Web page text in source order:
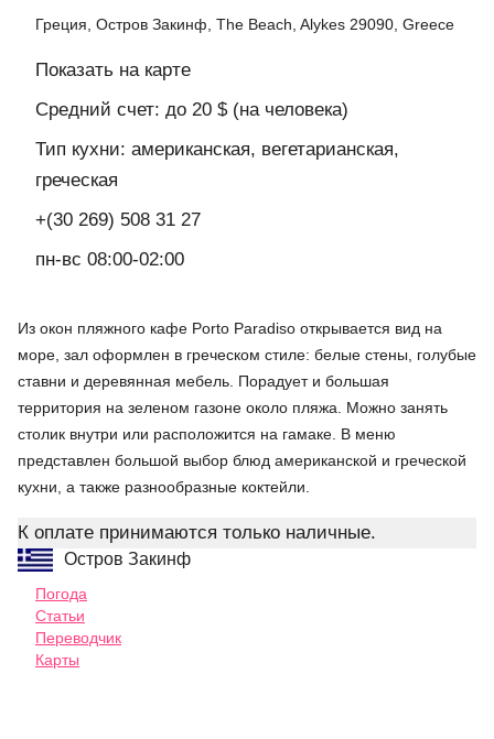
Греция, Остров Закинф, The Beach, Alykes 29090, Greece
Показать на карте
Средний счет: до 20 $ (на человека)
Тип кухни: американская, вегетарианская,
греческая
+(30 269) 508 31 27
пн-вс 08:00-02:00
Из окон пляжного кафе Porto Paradiso открывается вид на
море, зал оформлен в греческом стиле: белые стены, голубые
ставни и деревянная мебель. Порадует и большая
территория на зеленом газоне около пляжа. Можно занять
столик внутри или расположится на гамаке. В меню
представлен большой выбор блюд американской и греческой
кухни, а также разнообразные коктейли.
К оплате принимаются только наличные.
Остров Закинф
Погода
Статьи
Переводчик
Карты